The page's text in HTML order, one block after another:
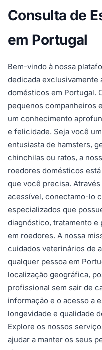
Consulta de
em Portugal
Bem-vindo à nossa
dedicada exclusivamente
domésticos em Portugal.
pequenos companheiros
um conhecimento
e felicidade. Seja você
entusiasta de hamsters,
chinchilas ou ratos, a
roedores domésticos
que você precisa.
acessível, conectamo-lo
especializados que
diagnóstico, tratamento e
em roedores. A nossa
cuidados veterinários de
qualquer pessoa em
localização geográfica,
profissional sem sair de
informação e o acesso a
longevidade e qualidade
Explore os nossos
ajudar a manter os seus